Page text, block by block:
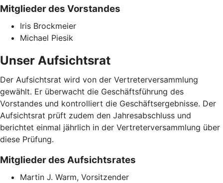
Mitglieder des Vorstandes
Iris Brockmeier
Michael Piesik
Unser Aufsichtsrat
Der Aufsichtsrat wird von der Vertreterversammlung
gewählt. Er überwacht die Geschäftsführung des
Vorstandes und kontrolliert die Geschäftsergebnisse. Der
Aufsichtsrat prüft zudem den Jahresabschluss und
berichtet einmal jährlich in der Vertreterversammlung über
diese Prüfung.
Mitglieder des Aufsichtsrates
Martin J. Warm, Vorsitzender